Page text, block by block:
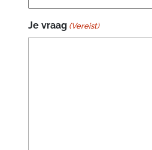
Je vraag (Vereist)